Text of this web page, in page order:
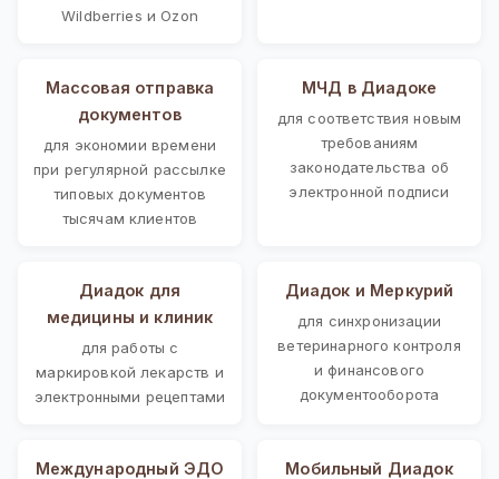
Wildberries и Ozon
Массовая отправка
документов
для экономии времени
при регулярной рассылке
типовых документов
тысячам клиентов
МЧД в Диадоке
для соответствия новым
требованиям
законодательства об
электронной подписи
Диадок для
медицины и клиник
для работы с
маркировкой лекарств и
электронными рецептами
Диадок и Меркурий
для синхронизации
ветеринарного контроля
и финансового
документооборота
Международный ЭДО Мобильный Диадок